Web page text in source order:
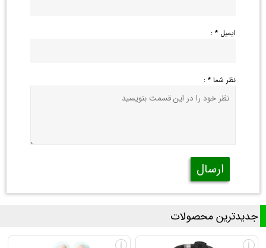
ایمیل * :
نظر شما * :
ارسال
جدیدترین محصولات